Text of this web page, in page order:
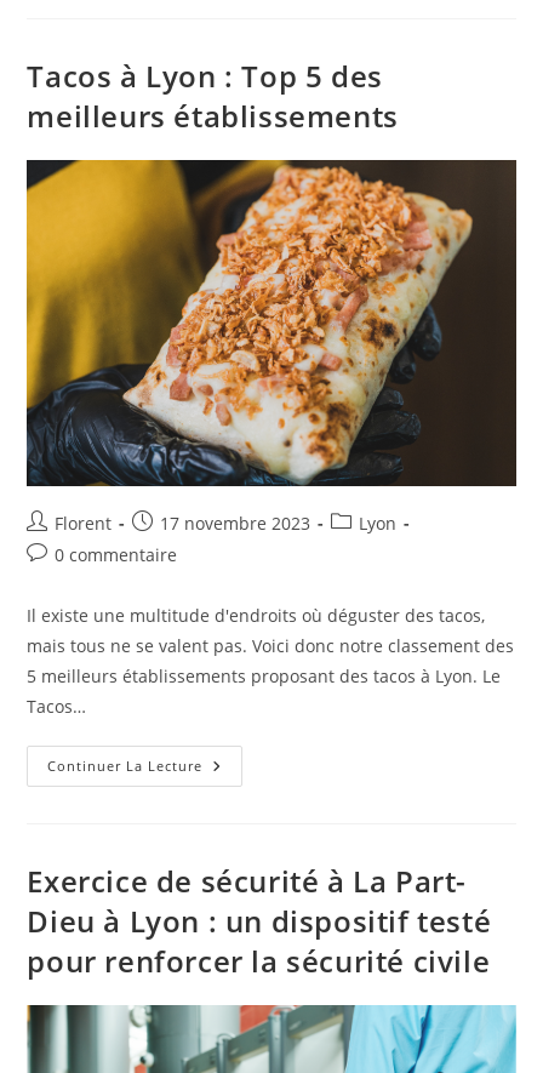
Tacos à Lyon : Top 5 des
meilleurs établissements
Florent 17 novembre 2023
Lyon
0 commentaire
Il existe une multitude d'endroits où déguster des tacos,
mais tous ne se valent pas. Voici donc notre classement des
5 meilleurs établissements proposant des tacos à Lyon. Le
Tacos…
Continuer La Lecture
Exercice de sécurité à La Part-
Dieu à Lyon : un dispositif testé
pour renforcer la sécurité civile